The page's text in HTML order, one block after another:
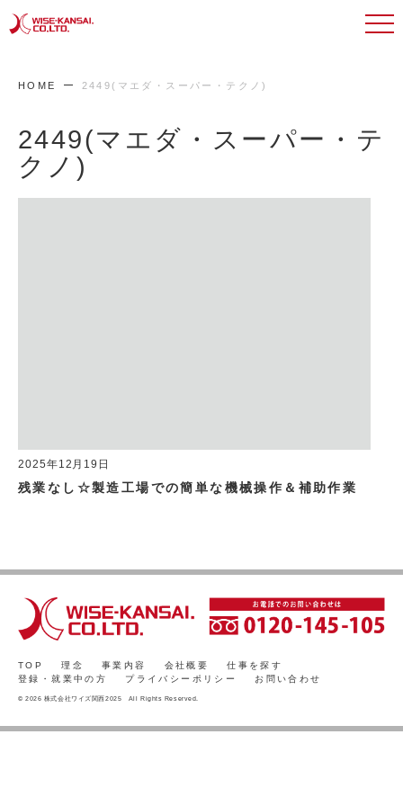
HOME 2449(マエダ・スーパー・テクノ)
2449(マエダ・スーパー・テ
クノ)
2025年12月19日
残業なし☆製造工場での簡単な機械操作＆補助作業
TOP 理念 事業内容 会社概要
仕事を探す
登録・就業中の方
プライバシーポリシー お問い合わせ
© 2026 株式会社ワイズ関西2025 All Rights Reserved.